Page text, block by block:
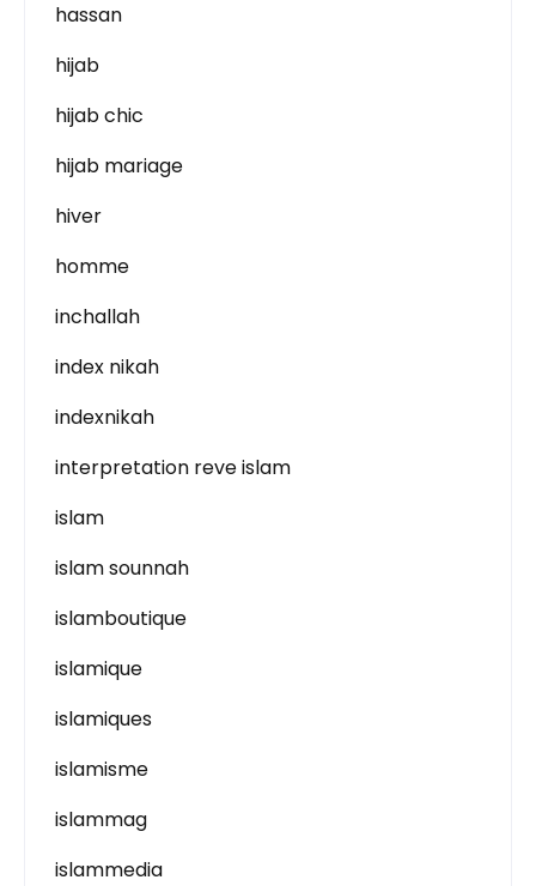
hassan
hijab
hijab chic
hijab mariage
hiver
homme
inchallah
index nikah
indexnikah
interpretation reve islam
islam
islam sounnah
islamboutique
islamique
islamiques
islamisme
islammag
islammedia